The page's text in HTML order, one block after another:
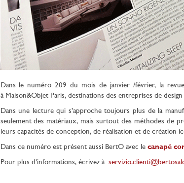
Dans le numéro 209 du mois de janvier /février, la
à Maison&Objet Paris, destinations des entreprises de design
Dans une lecture qui s’approche toujours plus de la
seulement des matériaux, mais surtout des méthodes de
leurs capacités de conception, de réalisation et de création
Dans ce numéro est présent aussi BertO avec le canapé
Pour plus d’informations, écrivez à